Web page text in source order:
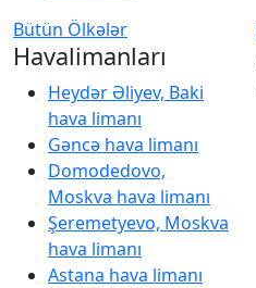
Bütün Ölkələr
Havalimanları
Heydər Əliyev, Baki
hava limanı
Gəncə hava limanı
Domodedovo,
Moskva hava limanı
Şeremetyevo, Moskva
hava limanı
Astana hava limanı